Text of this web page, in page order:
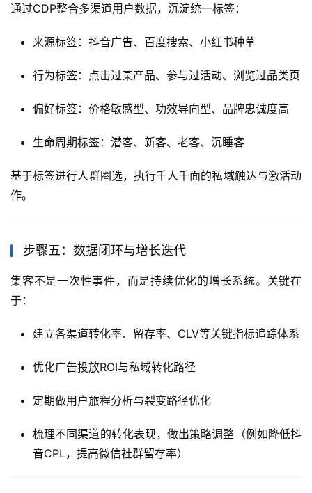
通过CDP整合多渠道用户数据，沉淀统一标签：
来源标签：抖音广告、百度搜索、小红书种草
行为标签：点击过某产品、参与过活动、浏览过品类页
偏好标签：价格敏感型、功效导向型、品牌忠诚度高
生命周期标签：潜客、新客、老客、沉睡客
基于标签进行人群圈选，执行千人千面的私域触达与激活动
作。
步骤五：数据闭环与增长迭代
集客不是一次性事件，而是持续优化的增长系统。关键在
于：
建立各渠道转化率、留存率、CLV等关键指标追踪体系
优化广告投放ROI与私域转化路径
定期做用户旅程分析与裂变路径优化
梳理不同渠道的转化表现，做出策略调整（例如降低抖
音CPL，提高微信社群留存率）